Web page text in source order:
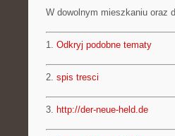
W dowolnym mieszkaniu oraz
1. Odkryj podobne tematy
2. spis tresci
3. http://der-neue-held.de